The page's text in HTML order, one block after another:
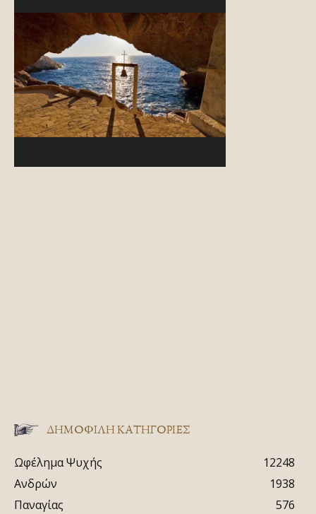
ΔΗΜΟΦΙΛΗ ΚΑΤΗΓΟΡΙΕΣ
Ωφέλημα Ψυχής
12248
Ανδρών
1938
Παναγίας
576